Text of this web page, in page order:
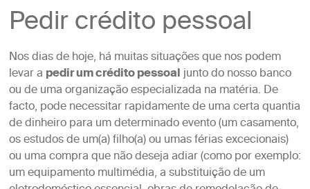
Pedir crédito pessoal
Nos dias de hoje, há muitas situações que nos podem
levar a pedir um crédito pessoaljunto do nosso banco
ou de uma organização especializada na matéria. De
facto, pode necessitar rapidamente de uma certa quantia
de dinheiro para um determinado evento (um casamento,
os estudos de um(a) filho(a) ou umas férias excecionais)
ou uma compra que não deseja adiar (como por exemplo:
um equipamento multimédia, a substituição de um